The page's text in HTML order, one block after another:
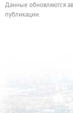
Данные обновляются
публикации.